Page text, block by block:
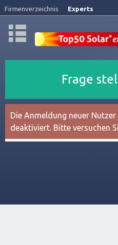
Firmenverzeichnis Experts
Frage
Die Anmeldung neuer
deaktiviert. Bitte versuchen